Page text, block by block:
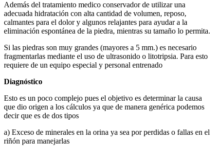
Además del tratamiento medico conservador de utilizar una
adecuada hidratación con alta cantidad de volumen, reposo,
calmantes para el dolor y algunos relajantes para ayudar a la
eliminación espontánea de la piedra, mientras su tamaño lo permita.
Si las piedras son muy grandes (mayores a 5 mm.) es necesario
fragmentarlas mediante el uso de ultrasonido o litotripsia. Para esto
requiere de un equipo especial y personal entrenado
Diagnóstico
Esto es un poco complejo pues el objetivo es determinar la causa
que dio origen a los cálculos ya que de manera genérica podemos
decir que es de dos tipos
a) Exceso de minerales en la orina ya sea por perdidas o fallas en el
riñón para manejarlas